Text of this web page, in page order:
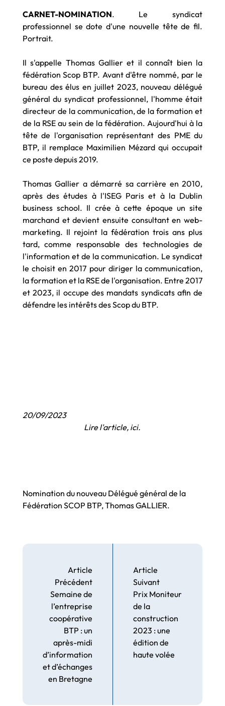
CARNET-NOMINATION. Le syndicat
professionnel se dote d'une nouvelle tête de fil.
Portrait.
Il s'appelle Thomas Gallier et il connaît bien la
fédération Scop BTP. Avant d'être nommé, par le
bureaudes élus en juillet 2023, nouveau délégué
général du syndicat professionnel, l'homme était
directeur de la communication, de la formation et
de la RSE au sein de la fédération. Aujourd'hui à la
tête de l'organisation représentant des PME du
BTP, il remplace Maximilien Mézard qui occupait
ce poste depuis 2019.
Thomas Gallier a démarré sa carrière en 2010,
après des études à l'ISEG Paris et à la Dublin
business school. Il crée à cette époque un site
marchand et devient ensuite consultant en web-
marketing. Il rejoint la fédération trois ans plus
tard, comme responsable des technologies de
l'information et de la communication. Le syndicat
le choisit en 2017 pour diriger la communication,
la formation et la RSE de l'organisation. Entre 2017
et 2023, il occupe des mandats syndicats afin de
défendre les intérêts des Scop du BTP.
20/09/2023
Lire l'article, ici.
Nomination du nouveau Délégué général de la
Fédération SCOP BTP, Thomas GALLIER.
Article
Précédent
Semaine de
l’entreprise
coopérative
BTP : un
après-midi
d’information
et d’échanges
en Bretagne
Article
Suivant
Prix Moniteur
de la
construction
2023 : une
édition de
haute volée